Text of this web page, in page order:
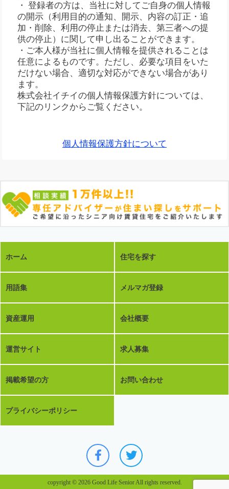
・ 登録者の方は、当社に対してご自身の個人情報
の開示（利用目的の通知、開示、内容の訂正・追
加・削除、利用の停止または消去、第三者への提
供の停止）に関して申し出ることができます。
・ご本人様が当社に個人情報を提供されることは
任意によるものです。ただし、必要な項目をいた
だけない場合、適切な対応ができない場合があり
ます。
株式会社イチイの個人情報保護方針については、
下記のリンクからご覧ください。
個人情報保護方針について
ホーム 住宅を探す
用語集 メルマガ登録
資産運用 会社概要
運営サイト 求人募集
掲載希望の方 お問い合わせ
プライバシーポリシー
copyright © 2026 Good Life Senior All rights reserved.